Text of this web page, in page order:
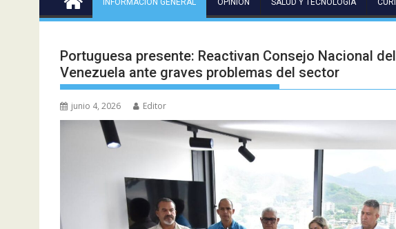
Portuguesa presente: Reactivan Consejo Nacional
Venezuela ante graves problemas del sector
junio 4, 2026 Editor